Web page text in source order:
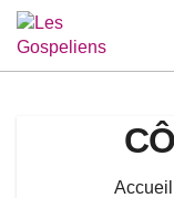
Passer
au
contenu
Accueil